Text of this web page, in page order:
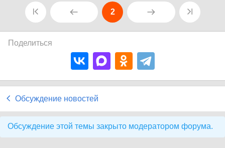
2
Поделиться
Обсуждение новостей
Обсуждение этой темы закрыто модератором форума.